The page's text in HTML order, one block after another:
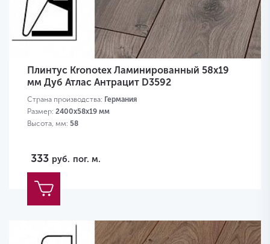
Плинтус Kronotex Ламинированный 58х19
мм Дуб Атлас Антрацит D3592
Страна производства: Германия
Размер: 2400х58х19 мм
Высота, мм: 58
333 руб. пог. м.